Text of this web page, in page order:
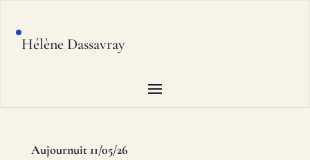
Hélène Dassavray
Aujournuit 11/05/26